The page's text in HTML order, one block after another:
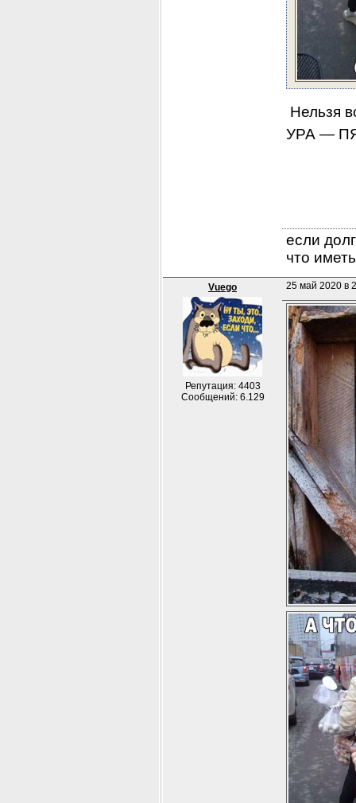
Нельзя
УРА —
если
что
Vuego
Репутация: 4403
Сообщений: 6.129
25 май 2020 в